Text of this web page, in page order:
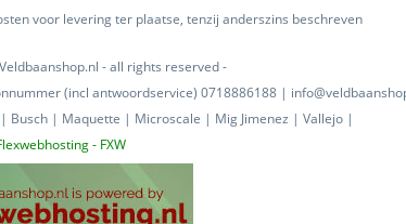
voor levering ter plaatse, tenzij anderszins beschreven
- all rights reserved -
(incl antwoordservice) 0718886188 |
| Maquette | Microscale | Mig Jimenez | Vallejo |
- FXW